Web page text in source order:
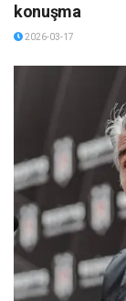
konuşma
2026-03-17